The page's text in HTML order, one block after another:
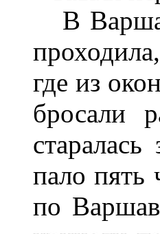
В
где из
бросали
пало пять
по